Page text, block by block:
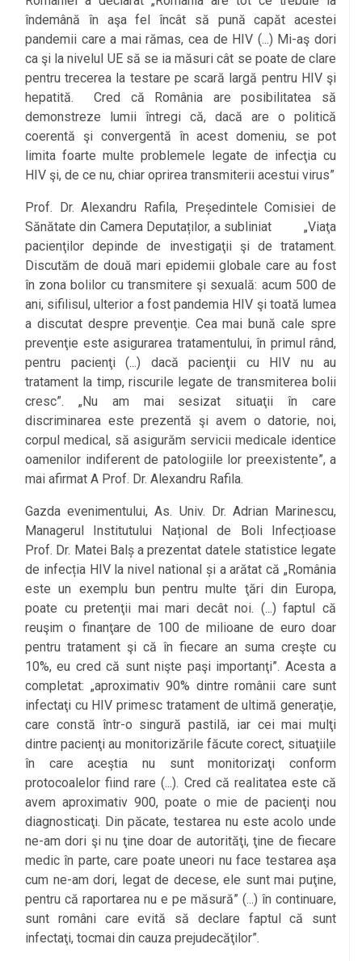
îndemână în aşa fel încât să pună capăt acestei
pandemii care a mai rămas, cea de HIV (...) Mi-aş dori
ca şi la nivelul UE să se ia măsuri cât se poate de clare
pentru trecerea la testare pe scară largă pentru HIV şi
hepatită. Cred că România are posibilitatea să
demonstreze lumii întregi că, dacă are o politică
coerentă şi convergentă în acest domeniu, se pot
limita foarte multe problemele legate de infecţia cu
HIV şi, de ce nu, chiar oprirea transmiterii acestui virus”
Prof. Dr. Alexandru Rafila, Președintele Comisiei de
Sănătate din Camera Deputaților, a subliniat
„Viaţa
pacienţilor depinde de investigaţii şi de tratament.
Discutăm de două mari epidemii globale care au fost
în zona bolilor cu transmitere şi sexuală: acum 500 de
ani, sifilisul, ulterior a fost pandemia HIV şi toată lumea
a discutat despre prevenţie. Cea mai bună cale spre
prevenţie este asigurarea tratamentului, în primul rând,
pentru pacienţi (...) dacă pacienţii cu HIV nu au
tratament la timp, riscurile legate de transmiterea bolii
cresc”. „Nu am mai sesizat situaţii în care
discriminarea este prezentă şi avem o datorie, noi,
corpul medical, să asigurăm servicii medicale identice
oamenilor indiferent de patologiile lor preexistente”, a
mai afirmat A Prof. Dr. Alexandru Rafila.
Gazda evenimentului, As. Univ. Dr. Adrian Marinescu,
Managerul Institutului Național de Boli Infecțioase
Prof. Dr. Matei Balș a prezentat datele statistice legate
de infecția HIV la nivel national și a arătat că „România
este un exemplu bun pentru multe ţări din Europa,
poate cu pretenţii mai mari decât noi. (...) faptul că
reuşim o finanţare de 100 de milioane de euro doar
pentru tratament şi că în fiecare an suma creşte cu
10%, eu cred că sunt nişte paşi importanţi”. Acesta a
completat: „aproximativ 90% dintre românii care sunt
infectaţi cu HIV primesc tratament de ultimă generaţie,
care constă într-o singură pastilă, iar cei mai mulţi
dintre pacienţi au monitorizările făcute corect, situaţiile
în care aceştia nu sunt monitorizaţi conform
protocoalelor fiind rare (...). Cred că realitatea este că
avem aproximativ 900, poate o mie de pacienţi nou
diagnosticaţi. Din păcate, testarea nu este acolo unde
ne-am dori şi nu ţine doar de autorităţi, ţine de fiecare
medic în parte, care poate uneori nu face testarea aşa
cum ne-am dori, legat de decese, ele sunt mai puţine,
pentru că raportarea nu e pe măsură” (...) în continuare,
sunt români care evită să declare faptul că sunt
infectaţi, tocmai din cauza prejudecăţilor”.